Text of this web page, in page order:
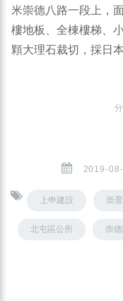
米崇德八路一段上，
樓地板、全棟樓梯、
顆大理石裁切，採日
分
2019-
上申建設 崇
北屯區公所 崇